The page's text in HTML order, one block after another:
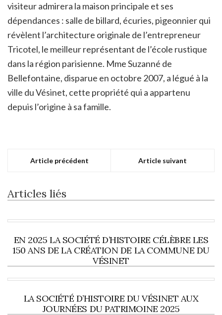
visiteur admirera la maison principale et ses
dépendances : salle de billard, écuries, pigeonnier qui
révèlent l’architecture originale de l’entrepreneur
Tricotel, le meilleur représentant de l’école rustique
dans la région parisienne. Mme Suzanné de
Bellefontaine, disparue en octobre 2007, a légué à la
ville du Vésinet, cette propriété qui a appartenu
depuis l’origine à sa famille.
Article précédent Article suivant
Articles liés
EN 2025 LA SOCIÉTÉ D’HISTOIRE CÉLÈBRE LES
150 ANS DE LA CRÉATION DE LA COMMUNE DU
VÉSINET
LA SOCIÉTÉ D’HISTOIRE DU VÉSINET AUX
JOURNÉES DU PATRIMOINE 2025